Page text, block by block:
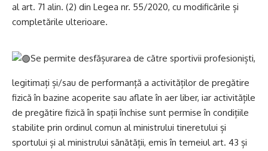
al art. 71 alin. (2) din Legea nr. 55/2020, cu modificările și
completările ulterioare.
Se permite desfășurarea de către sportivii profesioniști,
legitimați și/sau de performanță a activităților de pregătire
fizică în bazine acoperite sau aflate în aer liber, iar activitățile
de pregătire fizică în spații închise sunt permise în condițiile
stabilite prin ordinul comun al ministrului tineretului și
sportului și al ministrului sănătății, emis în temeiul art. 43 și